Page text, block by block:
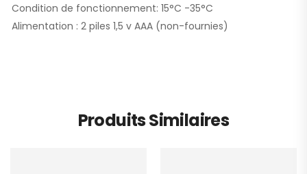
Condition de fonctionnement: 15°C -35°C
Alimentation : 2 piles 1,5 v AAA (non-fournies)
Produits Similaires